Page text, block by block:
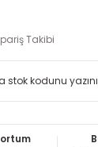
Takibi